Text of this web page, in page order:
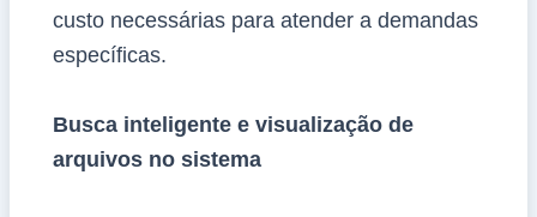
custo necessárias para atender a demandas
específicas.
Busca inteligente e visualização de
arquivos no sistema